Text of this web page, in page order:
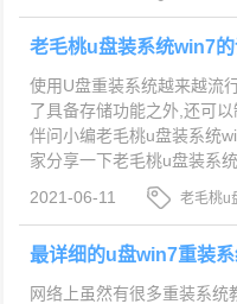
win7系统的
老毛桃u盘装系统win7
使用U盘重装系统越来越流
了具备存储功能之外,还可
伴问小编老毛桃u盘装系统
家分享一下老毛桃u盘装系
2021-06-11
老毛桃u
装系统win7
最详细的u盘win7重装
网络上虽然有很多重装系统